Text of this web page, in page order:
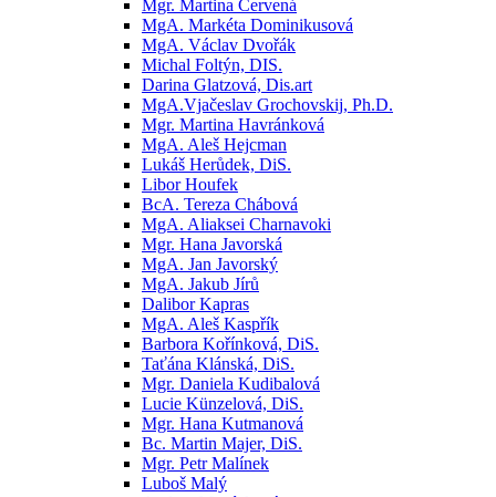
Mgr. Martina Červená
MgA. Markéta Dominikusová
MgA. Václav Dvořák
Michal Foltýn, DIS.
Darina Glatzová, Dis.art
MgA.Vjačeslav Grochovskij, Ph.D.
Mgr. Martina Havránková
MgA. Aleš Hejcman
Lukáš Herůdek, DiS.
Libor Houfek
BcA. Tereza Chábová
MgA. Aliaksei Charnavoki
Mgr. Hana Javorská
MgA. Jan Javorský
MgA. Jakub Jírů
Dalibor Kapras
MgA. Aleš Kaspřík
Barbora Kořínková, DiS.
Taťána Klánská, DiS.
Mgr. Daniela Kudibalová
Lucie Künzelová, DiS.
Mgr. Hana Kutmanová
Bc. Martin Majer, DiS.
Mgr. Petr Malínek
Luboš Malý